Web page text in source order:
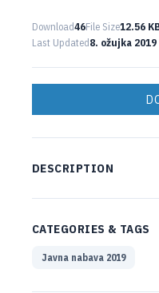
Download46File Size12.56
Last Updated8. ožujka 2019
DESCRIPTION
CATEGORIES & TAGS
Javna nabava 2019